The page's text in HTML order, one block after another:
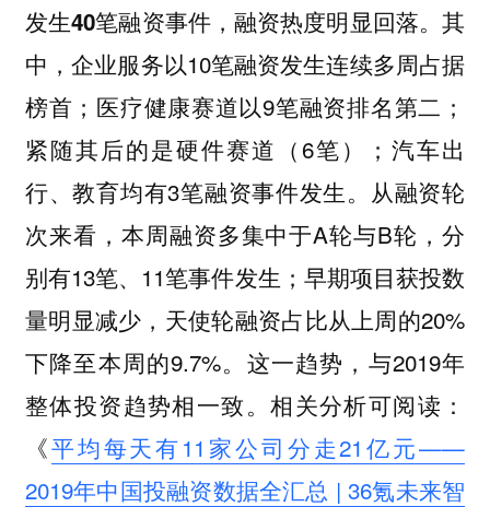
发生40笔融资事件，融资热度明显回落。其
中，企业服务以10笔融资发生连续多周占据
榜首；医疗健康赛道以9笔融资排名第二；
紧随其后的是硬件赛道（6笔）；汽车出
行、教育均有3笔融资事件发生。 从融资轮
次来看，本周融资多集中于A轮与B轮，分
别有13笔、11笔事件发生； 早期项目获投数
量明显减少 ，天使轮融资占比从上周的20%
下降至本周的9.7%。这一趋势，与2019年
整体投资趋势相一致。相关分析可阅读：
《平均每天有11家公司分走21亿元——
2019年中国投融资数据全汇总 | 36氪未来智